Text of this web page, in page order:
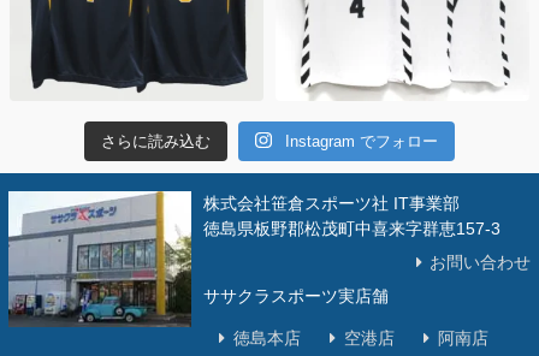
さらに読み込む Instagram でフォロー
株式会社笹倉スポーツ社 IT事業部
徳島県板野郡松茂町中喜来字群恵157-3
お問い合わせ
ササクラスポーツ実店舗
徳島本店 空港店 阿南店